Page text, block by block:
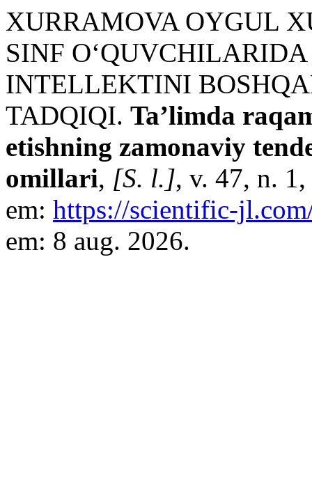
XURRAMOVA OYGUL
SINF
INTELLEKTINI
TADQIQI. Ta’limda
etishning zamonaviy
omillari, [S. l.], v. 47, n.
em: https://scientific-
em: 8 aug. 2026.